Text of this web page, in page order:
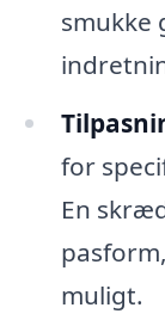
smukke
for
En
muligt.